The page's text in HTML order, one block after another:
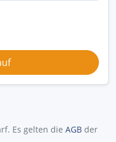
Es gelten die AGB der